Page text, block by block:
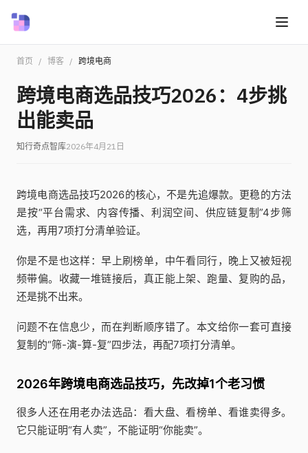
首页 / 博客 / 跨境电商
跨境电商选品技巧2026：4步挑
出能卖品
知行奇点智库2026年4月21日
跨境电商选品技巧2026的核心，不是先追爆款。更稳的方法
是按“平台需求、内容传播、利润空间、供应链复制”4步筛
选，再用7项打分清单验证。
你是不是也这样：早上刷榜单，中午看同行，晚上又被短视
频带偏。收藏一堆链接后，真正能上架、跑量、复购的品，
还是挑不出来。
问题不在信息少，而在判断顺序错了。本文给你一套可直接
复制的“筛-演-算-复”四步法，再配7项打分清单。
2026年跨境电商选品技巧，先改掉1个老习惯
很多人还在用老办法选品：看大盘、看榜单、看谁卖得多。
它只能证明“有人卖”，不能证明“你能卖”。